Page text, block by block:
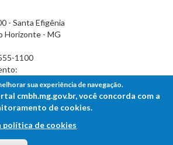
- Santa Efigênia
Horizonte - MG
1100
FALE COM A CÂMARA
sua experiência de navegação.
cmbh.mg.gov.br, você concorda com a
de cookies.
política de cookies